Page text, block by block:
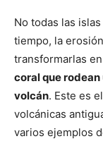
No todas las
tiempo, la
transformarlas
coral que
volcán. Este es
volcánicas
varios ejemplos